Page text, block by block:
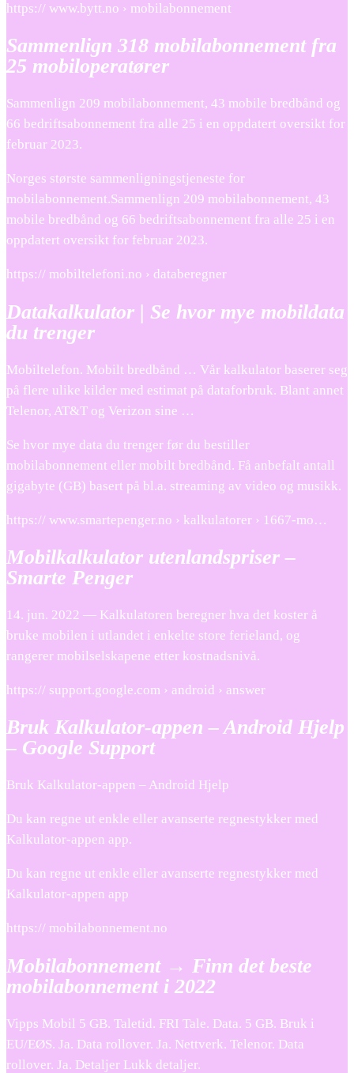
https:// www.bytt.no › mobilabonnement
Sammenlign 318 mobilabonnement fra
25 mobiloperatører
Sammenlign 209 mobilabonnement, 43 mobile bredbånd og
66 bedriftsabonnement fra alle 25 i en oppdatert oversikt for
februar 2023.
Norges største sammenligningstjeneste for
mobilabonnement.Sammenlign 209 mobilabonnement, 43
mobile bredbånd og 66 bedriftsabonnement fra alle 25 i en
oppdatert oversikt for februar 2023.
https:// mobiltelefoni.no › databeregner
Datakalkulator | Se hvor mye mobildata
du trenger
Mobiltelefon. Mobilt bredbånd … Vår kalkulator baserer seg
på flere ulike kilder med estimat på dataforbruk. Blant annet
Telenor, AT&T og Verizon sine …
Se hvor mye data du trenger før du bestiller
mobilabonnement eller mobilt bredbånd. Få anbefalt antall
gigabyte (GB) basert på bl.a. streaming av video og musikk.
https:// www.smartepenger.no › kalkulatorer › 1667-mo…
Mobilkalkulator utenlandspriser –
Smarte Penger
14. jun. 2022 — Kalkulatoren beregner hva det koster å
bruke mobilen i utlandet i enkelte store ferieland, og
rangerer mobilselskapene etter kostnadsnivå.
https:// support.google.com › android › answer
Bruk Kalkulator-appen – Android Hjelp
– Google Support
Bruk Kalkulator-appen – Android Hjelp
Du kan regne ut enkle eller avanserte regnestykker med
Kalkulator-appen app.
Du kan regne ut enkle eller avanserte regnestykker med
Kalkulator-appen app
https:// mobilabonnement.no
Mobilabonnement → Finn det beste
mobilabonnement i 2022
Vipps Mobil 5 GB. Taletid. FRI Tale. Data. 5 GB. Bruk i
EU/EØS. Ja. Data rollover. Ja. Nettverk. Telenor. Data
rollover. Ja. Detaljer Lukk detaljer.